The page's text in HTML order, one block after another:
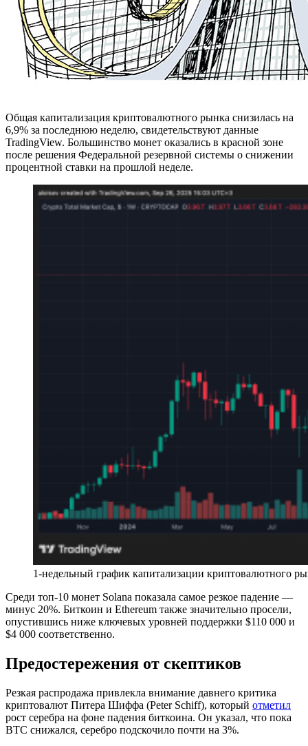
Общая капитализация криптовалютного рынка снизилась на
6,9% за последнюю неделю, свидетельствуют данные
TradingView. Большинство монет оказались в красной зоне
после решения Федеральной резервной системы о снижении
процентной ставки на прошлой неделе.
1-недельный график капитализации криптовалютного
Среди топ-10 монет Solana показала самое резкое падение —
минус 20%. Биткоин и Ethereum также значительно просели,
опустившись ниже ключевых уровней поддержки $110 000 и
$4 000 соответственно.
Предостережения от скептиков
Резкая распродажа привлекла внимание давнего критика
криптовалют Питера Шиффа (Peter Schiff), который отметил
рост серебра на фоне падения биткоина. Он указал, что пока
BTC снижался, серебро подскочило почти на 3%.